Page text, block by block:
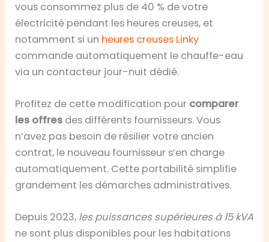
vous consommez plus de 40 % de votre
électricité pendant les heures creuses, et
notamment si un heures creuses Linky
commande automatiquement le chauffe-eau
via un contacteur jour-nuit dédié.
Profitez de cette modification pour comparer
les offres des différents fournisseurs. Vous
n’avez pas besoin de résilier votre ancien
contrat, le nouveau fournisseur s’en charge
automatiquement. Cette portabilité simplifie
grandement les démarches administratives.
Depuis 2023, les puissances supérieures à 15 kVA
ne sont plus disponibles pour les habitations